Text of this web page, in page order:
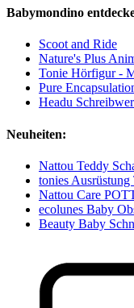
Babymondino
Scoot and Ride
Nature's Plus
Tonie Hörfigur -
Pure
Headu
Neuheiten:
Nattou Teddy
tonies
Nattou Care
ecolunes Baby
Beauty Baby